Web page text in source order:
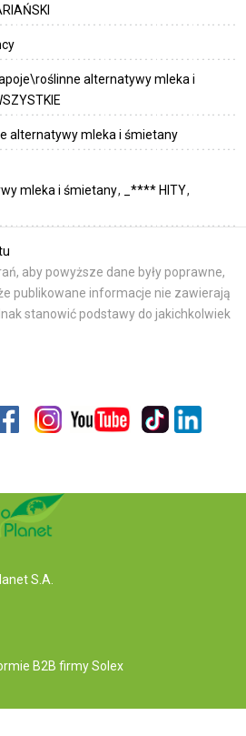
alternatywy mleka i
alternatywy mleka i śmietany
mleka i śmietany
_**** HITY
aby powyższe dane były poprawne,
publikowane informacje nie zawierają
stanowić podstawy do jakichkolwiek
S.A.
B2B firmy Solex